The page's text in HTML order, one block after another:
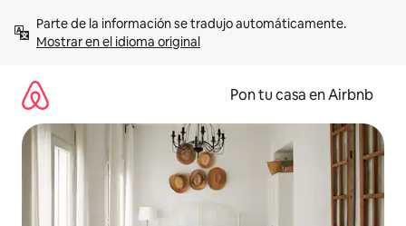
contenidoMostrar en el idioma original
Pon tu casa en Airbnb